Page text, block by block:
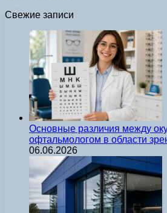
Свежие записи
Основные различия между
офтальмологом в области
06.06.2026